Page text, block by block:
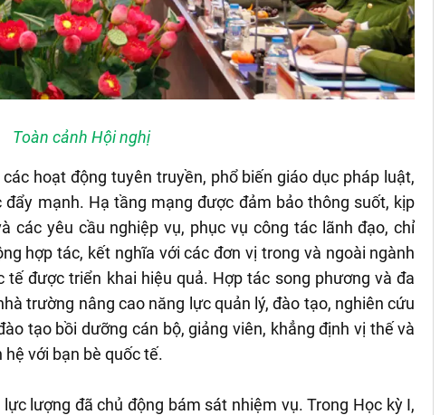
Toàn cảnh Hội nghị
hoạt động tuyên truyền, phổ biến giáo dục pháp luật,
mạnh. Hạ tầng mạng được đảm bảo thông suốt, kịp
các yêu cầu nghiệp vụ, phục vụ công tác lãnh đạo, chỉ
hợp tác, kết nghĩa với các đơn vị trong và ngoài ngành
tế được triển khai hiệu quả. Hợp tác song phương và đa
trường nâng cao năng lực quản lý, đào tạo, nghiên cứu
tạo bồi dưỡng cán bộ, giảng viên, khẳng định vị thế và
với bạn bè quốc tế.
lượng đã chủ động bám sát nhiệm vụ. Trong Học kỳ I,